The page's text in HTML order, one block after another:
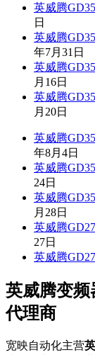
英威腾
日
英威腾
年7月31日
英威腾
月16日
英威腾
月20日
英威腾
年8月4日
英威腾
24日
英威腾
月28日
英威腾
27日
英威腾
英威腾变
代理商
宽映自动化主营